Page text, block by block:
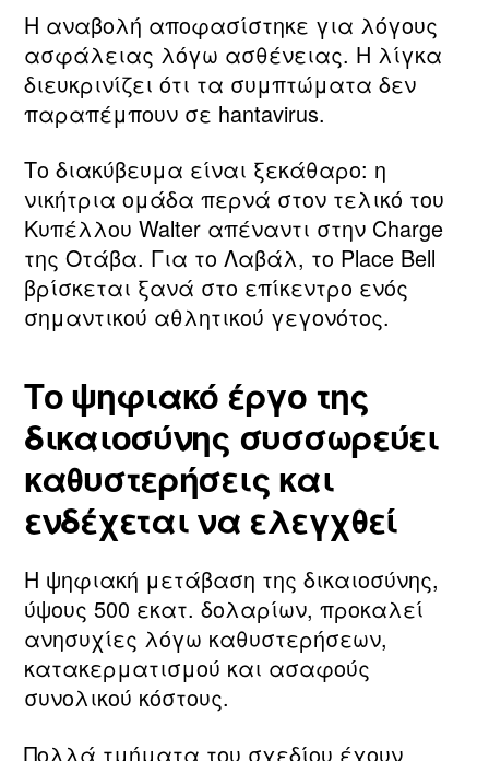
Η αναβολή αποφασίστηκε για λόγους
ασφάλειας λόγω ασθένειας. Η λίγκα
διευκρινίζει ότι τα συμπτώματα δεν
παραπέμπουν σε hantavirus.
Το διακύβευμα είναι ξεκάθαρο: η
νικήτρια ομάδα περνά στον τελικό του
Κυπέλλου Walter απέναντι στην Charge
της Οτάβα. Για το Λαβάλ, το Place Bell
βρίσκεται ξανά στο επίκεντρο ενός
σημαντικού αθλητικού γεγονότος.
Το ψηφιακό έργο της
δικαιοσύνης συσσωρεύει
καθυστερήσεις και
ενδέχεται να ελεγχθεί
Η ψηφιακή μετάβαση της δικαιοσύνης,
ύψους 500 εκατ. δολαρίων, προκαλεί
ανησυχίες λόγω καθυστερήσεων,
κατακερματισμού και ασαφούς
συνολικού κόστους.
Πολλά τμήματα του σχεδίου έχουν